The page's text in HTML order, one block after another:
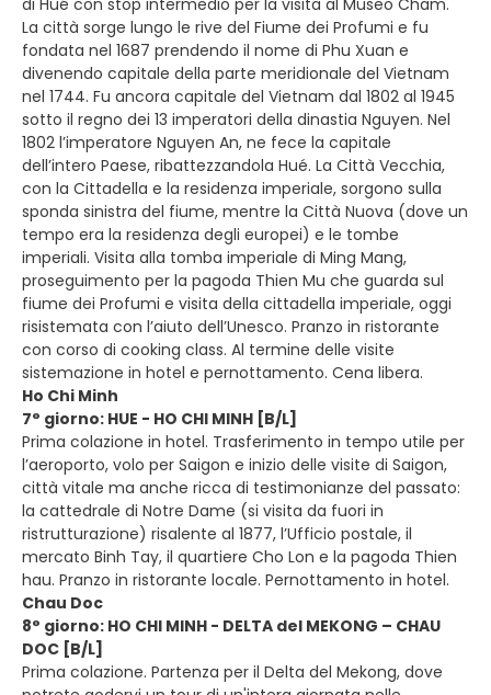
La città sorge lungo le rive del Fiume dei Profumi e fu
fondata nel 1687 prendendo il nome di Phu Xuan e
divenendo capitale della parte meridionale del Vietnam
nel 1744. Fu ancora capitale del Vietnam dal 1802 al 1945
sotto il regno dei 13 imperatori della dinastia Nguyen. Nel
1802 l’imperatore Nguyen An, ne fece la capitale
dell’intero Paese, ribattezzandola Hué. La Città Vecchia,
con la Cittadella e la residenza imperiale, sorgono sulla
sponda sinistra del fiume, mentre la Città Nuova (dove un
tempo era la residenza degli europei) e le tombe
imperiali. Visita alla tomba imperiale di Ming Mang,
proseguimento per la pagoda Thien Mu che guarda sul
fiume dei Profumi e visita della cittadella imperiale, oggi
risistemata con l’aiuto dell’Unesco. Pranzo in ristorante
con corso di cooking class. Al termine delle visite
sistemazione in hotel e pernottamento. Cena libera.
Ho Chi Minh
7° giorno: HUE - HO CHI MINH [B/L]
Prima colazione in hotel. Trasferimento in tempo utile per
l’aeroporto, volo per Saigon e inizio delle visite di Saigon,
città vitale ma anche ricca di testimonianze del passato:
la cattedrale di Notre Dame (si visita da fuori in
ristrutturazione) risalente al 1877, l’Ufficio postale, il
mercato Binh Tay, il quartiere Cho Lon e la pagoda Thien
hau. Pranzo in ristorante locale. Pernottamento in hotel.
Chau Doc
8° giorno: HO CHI MINH - DELTA del MEKONG – CHAU
DOC [B/L]
Prima colazione. Partenza per il Delta del Mekong, dove